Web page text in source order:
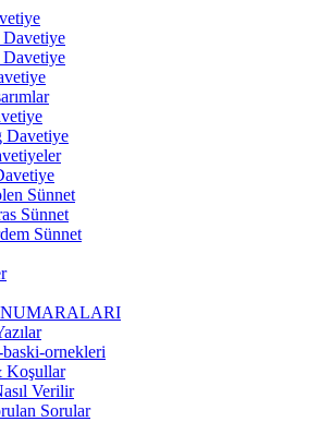
Davetiye
Sünnet
Sünnet
Sünnet
NUMARALARI
ornekleri
Koşullar
Verilir
Sorular